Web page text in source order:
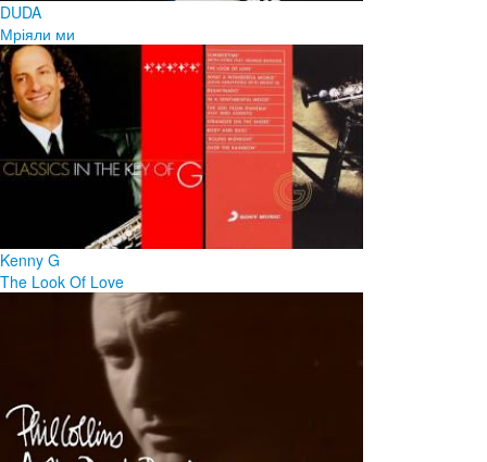
DUDA
Мріяли ми
Kenny G
The Look Of Love